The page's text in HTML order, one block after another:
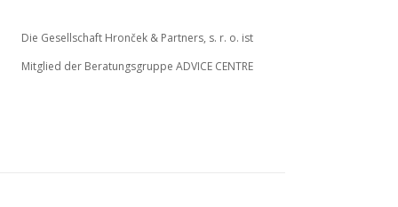
Die Gesellschaft Hronček & Partners, s. r. o. ist
Mitglied der Beratungsgruppe ADVICE CENTRE